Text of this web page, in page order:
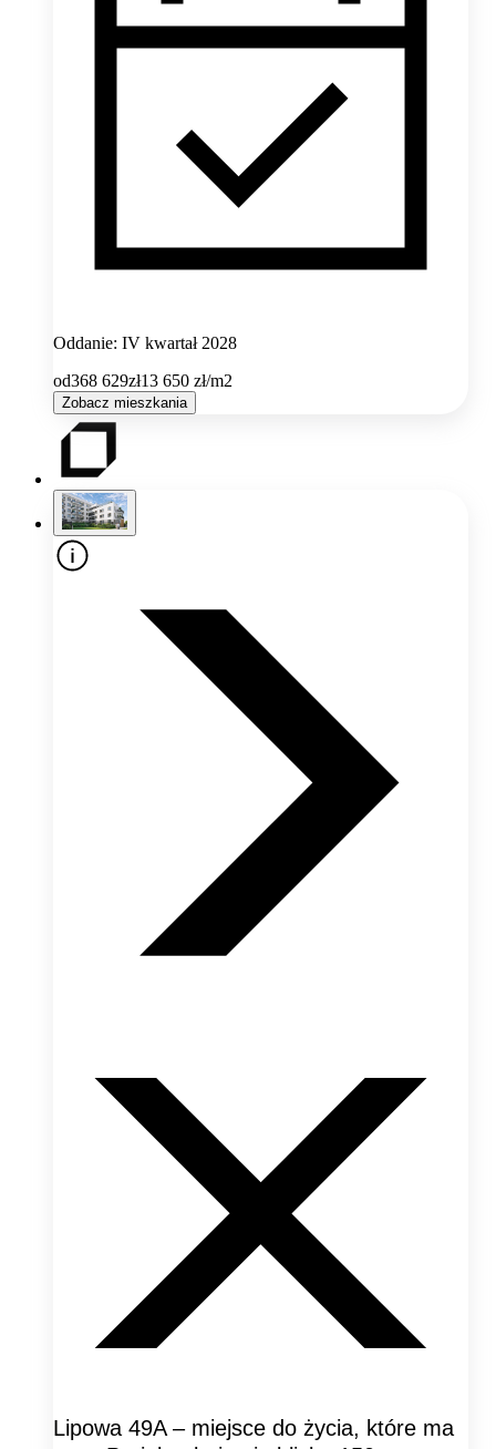
Oddanie: IV kwartał 2028
od368 629zł13 650 zł/m2
Zobacz mieszkania
Lipowa 49A – miejsce do życia, które ma